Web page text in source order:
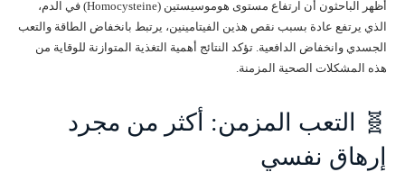
أظهر الباحثون أن ارتفاع مستوى هوموسيستين (Homocysteine) في الدم،
الذي يرتفع عادة بسبب نقص هذين الفيتامينين، يرتبط بانخفاض الطاقة والتعب
الجسدي وانخفاض الدافعية. تؤكد النتائج أهمية التغذية المتوازنة للوقاية من
هذه المشكلات الصحية المزمنة.
🧬 التعب المزمن: أكثر من مجرد
إرهاق نفسي